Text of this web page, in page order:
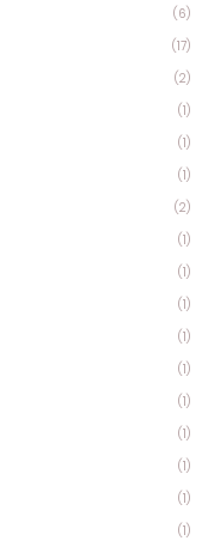
(6)
(17)
(2)
(1)
(1)
(1)
(2)
(1)
(1)
(1)
(1)
(1)
(1)
(1)
(1)
(1)
(1)